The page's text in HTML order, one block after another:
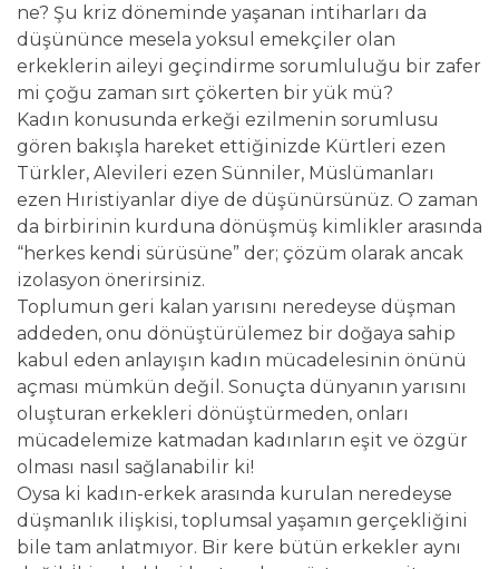
ne? Şu kriz döneminde yaşanan intiharları da
düşününce mesela yoksul emekçiler olan
erkeklerin aileyi geçindirme sorumluluğu bir zafer
mi çoğu zaman sırt çökerten bir yük mü?
Kadın konusunda erkeği ezilmenin sorumlusu
gören bakışla hareket ettiğinizde Kürtleri ezen
Türkler, Alevileri ezen Sünniler, Müslümanları
ezen Hıristiyanlar diye de düşünürsünüz. O zaman
da birbirinin kurduna dönüşmüş kimlikler arasında
“herkes kendi sürüsüne” der; çözüm olarak ancak
izolasyon önerirsiniz.
Toplumun geri kalan yarısını neredeyse düşman
addeden, onu dönüştürülemez bir doğaya sahip
kabul eden anlayışın kadın mücadelesinin önünü
açması mümkün değil. Sonuçta dünyanın yarısını
oluşturan erkekleri dönüştürmeden, onları
mücadelemize katmadan kadınların eşit ve özgür
olması nasıl sağlanabilir ki!
Oysa ki kadın-erkek arasında kurulan neredeyse
düşmanlık ilişkisi, toplumsal yaşamın gerçekliğini
bile tam anlatmıyor. Bir kere bütün erkekler aynı